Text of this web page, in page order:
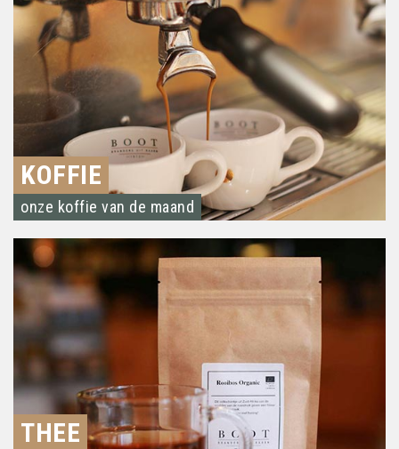
KOFFIE
onze koffie van de maand
THEE